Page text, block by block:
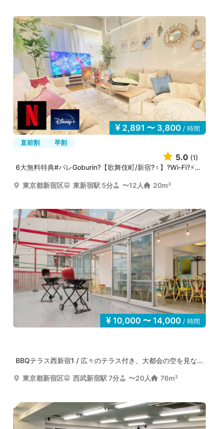
2,891 〜 3,800 / 時間
直前割
早割
5.0 (1)
6大無料特典#パレGoburin?【歌舞伎町/新宿?♀️】?Wi-Fi?⚡大...
東京都新宿区 東新宿駅 5分 〜12人 20m²
10,000 〜 14,000 / 時間
BBQテラス西新宿1 / 広々のテラス付き、大都会の空を見な...
東京都新宿区 西武新宿駅 7分 〜20人 76m²